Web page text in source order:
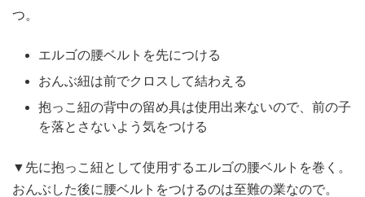
つ。
エルゴの腰ベルトを先につける
おんぶ紐は前でクロスして結わえる
抱っこ紐の背中の留め具は使用出来ないので、前の子
を落とさないよう気をつける
▼先に抱っこ紐として使用するエルゴの腰ベルトを巻く。
おんぶした後に腰ベルトをつけるのは至難の業なので。